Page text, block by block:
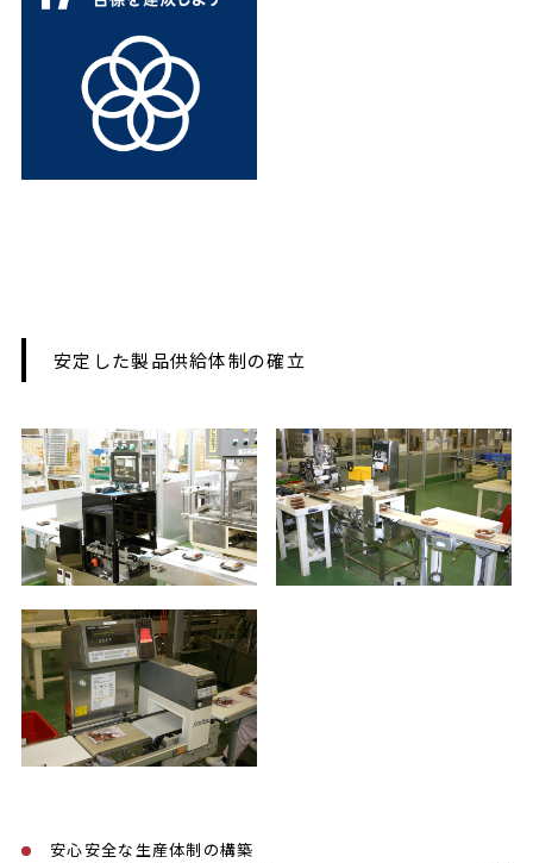
安定した製品供給体制の確立
安心安全な生産体制の構築